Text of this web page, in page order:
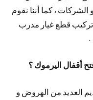
الشركات ، كما أننا نقوم
قطع غيار مدرب
.
أقفال اليرموك ؟
العديد من الهروض و